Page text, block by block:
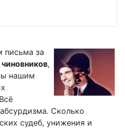
письма за
чиновников,
нашим
Сколько
судеб, унижения и